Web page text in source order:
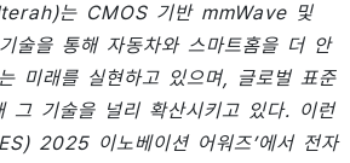
는 CMOS 기반 mmWave 및
술을 통해 자동차와 스마트홈을 더 안
미래를 실현하고 있으며, 글로벌 표준
그 기술을 널리 확산시키고 있다. 이런
2025 이노베이션 어워즈’에서 전자